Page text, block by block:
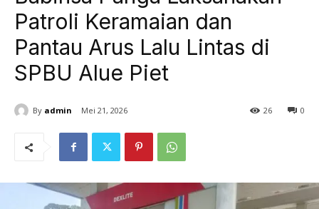
Patroli Keramaian dan
Pantau Arus Lalu Lintas di
SPBU Alue Piet
By admin Mei 21, 2026 0
26